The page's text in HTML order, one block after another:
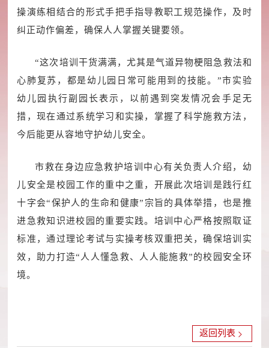
操演练相结合的形式手把手指导教职工规范操作，及时
纠正动作偏差，确保人人掌握关键要领。
“这次培训干货满满，尤其是气道异物梗阻急救法和
心肺复苏，都是幼儿园日常可能用到的技能。”市实验
幼儿园执行副园长表示，以前遇到突发情况会手足无
措，现在通过系统学习和实操，掌握了科学施救方法，
今后能更从容地守护幼儿安全。
市救在身边应急救护培训中心有关负责人介绍，幼
儿安全是校园工作的重中之重，开展此次培训是践行红
十字会“保护人的生命和健康”宗旨的具体举措，也是推
进急救知识进校园的重要实践。培训中心严格按照取证
标准，通过理论考试与实操考核双重把关，确保培训实
效，助力打造“人人懂急救、人人能施救”的校园安全环
境。
返回列表